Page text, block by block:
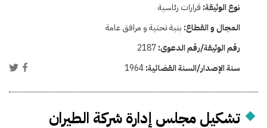
نوع الوثيقة: قرارات رئاسية
المجال و القطاع: بنية تحتية و مرافق عامة
رقم الوثيقة/رقم الدعوى:2187
سنة الإصدار/السنة القضائية:1964
تشكيل مجلس إدارة شركة الطيران